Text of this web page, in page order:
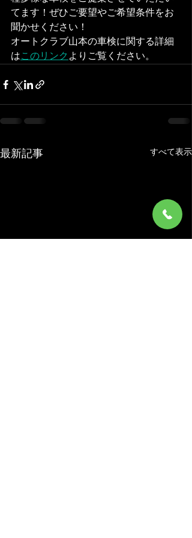
てます！ぜひご要望やご希望条件をお
聞かせください！
オートクラブ山本の車検に関する詳細
はこのリンクよりご覧ください。
最新記事 すべて表示